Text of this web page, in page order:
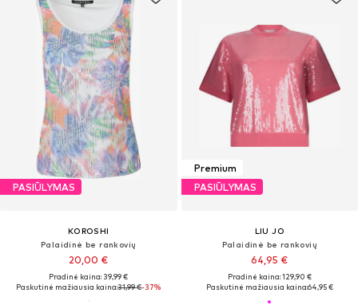
PASIŪLYMAS
KOROSHI
Palaidinė be rankovių
20,00 €
Pradinė kaina: 39,99 €
Paskutinė mažiausia kaina:31,99 €-37%
Premium
PASIŪLYMAS
LIU JO
Palaidinė be rankovių
64,95 €
Pradinė kaina: 129,90 €
Paskutinė mažiausia kaina:64,95 €